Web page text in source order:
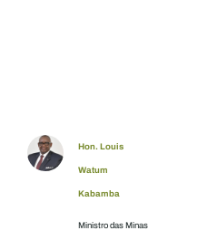
Hon. Louis
Watum
Kabamba
Ministro das Minas